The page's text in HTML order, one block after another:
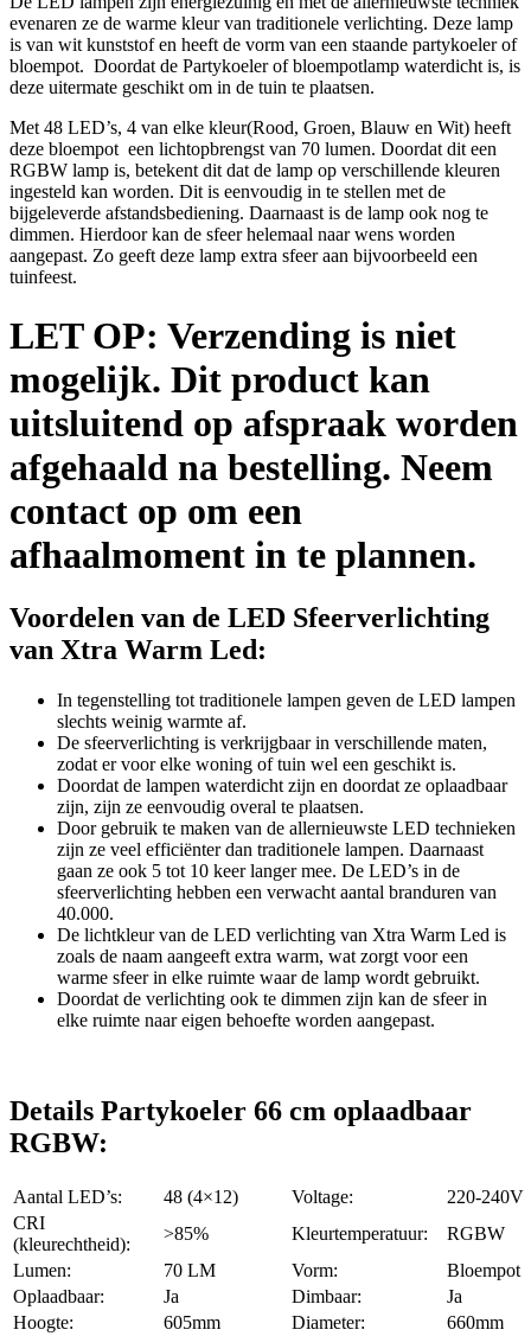
evenaren ze de warme kleur van traditionele verlichting. Deze lamp
is van wit kunststof en heeft de vorm van een staande partykoeler of
bloempot. Doordat de Partykoeler of bloempotlamp waterdicht is, is
deze uitermate geschikt om in de tuin te plaatsen.
Met 48 LED’s, 4 van elke kleur(Rood, Groen, Blauw en Wit) heeft
deze bloempot een lichtopbrengst van 70 lumen. Doordat dit een
RGBW lamp is, betekent dit dat de lamp op verschillende kleuren
ingesteld kan worden. Dit is eenvoudig in te stellen met de
bijgeleverde afstandsbediening. Daarnaast is de lamp ook nog te
dimmen. Hierdoor kan de sfeer helemaal naar wens worden
aangepast. Zo geeft deze lamp extra sfeer aan bijvoorbeeld een
tuinfeest.
LET OP: Verzending is niet
mogelijk. Dit product kan
uitsluitend op afspraak worden
afgehaald na bestelling. Neem
contact op om een
afhaalmoment in te plannen.
Voordelen van de LED Sfeerverlichting
van Xtra Warm Led:
In tegenstelling tot traditionele lampen geven de LED lampen
slechts weinig warmte af.
De sfeerverlichting is verkrijgbaar in verschillende maten,
zodat er voor elke woning of tuin wel een geschikt is.
Doordat de lampen waterdicht zijn en doordat ze oplaadbaar
zijn, zijn ze eenvoudig overal te plaatsen.
Door gebruik te maken van de allernieuwste LED technieken
zijn ze veel efficiënter dan traditionele lampen. Daarnaast
gaan ze ook 5 tot 10 keer langer mee. De LED’s in de
sfeerverlichting hebben een verwacht aantal branduren van
40.000.
De lichtkleur van de LED verlichting van Xtra Warm Led is
zoals de naam aangeeft extra warm, wat zorgt voor een
warme sfeer in elke ruimte waar de lamp wordt gebruikt.
Doordat de verlichting ook te dimmen zijn kan de sfeer in
elke ruimte naar eigen behoefte worden aangepast.
Details Partykoeler 66 cm oplaadbaar
RGBW:
Aantal LED’s: 48 (4×12) Voltage:
220-240V
CRI
(kleurechtheid):
>85% Kleurtemperatuur:
RGBW
Lumen:
70 LM Vorm:
Bloempot
Oplaadbaar:
Ja Dimbaar:
Ja
Hoogte:
605mm Diameter: 660mm